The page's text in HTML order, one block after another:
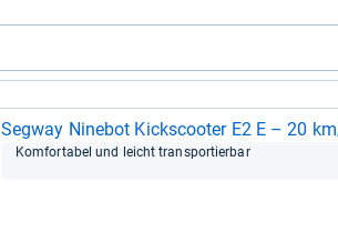
Seg­way Nine­bot Kicks­coo­ter E2 E – 20
Kom­for­ta­bel und leicht trans­por­tier­bar